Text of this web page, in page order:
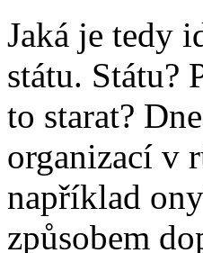
Jaká je tedy
státu. Státu?
to starat?
organizací v
například
způsobem